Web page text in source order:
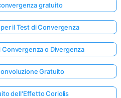
gratuito
il Test di Convergenza
o Divergenza
Gratuito
dell'Effetto Coriolis